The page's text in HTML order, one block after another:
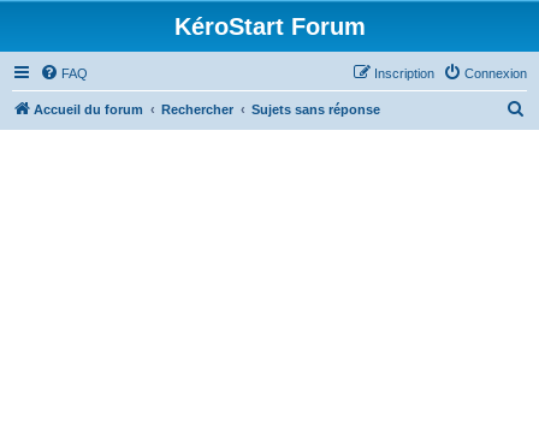
KéroStart Forum
FAQ Connexion
Inscription
Accueil du forum Rechercher Sujets sans réponse